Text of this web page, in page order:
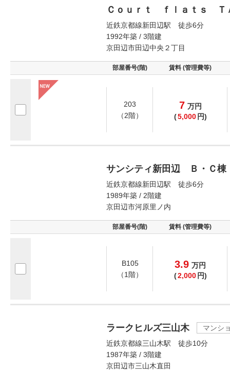
Ｃｏｕｒｔ ｆｌａｔｓ Ｔ
近鉄京都線新田辺駅 徒歩6分
1992年築 / 3階建
京田辺市田辺中央２丁目
部屋番号(階) 賃料 (管理費等)
203
（2階）
7 万円
(5,000 円)
サンシティ新田辺 Ｂ・Ｃ棟
近鉄京都線新田辺駅 徒歩6分
1989年築 / 2階建
京田辺市河原里ノ内
部屋番号(階) 賃料 (管理費等)
B105
（1階）
3.9 万円
(2,000 円)
ラークヒルズ三山木
マンシ
近鉄京都線三山木駅 徒歩10分
1987年築 / 3階建
京田辺市三山木直田